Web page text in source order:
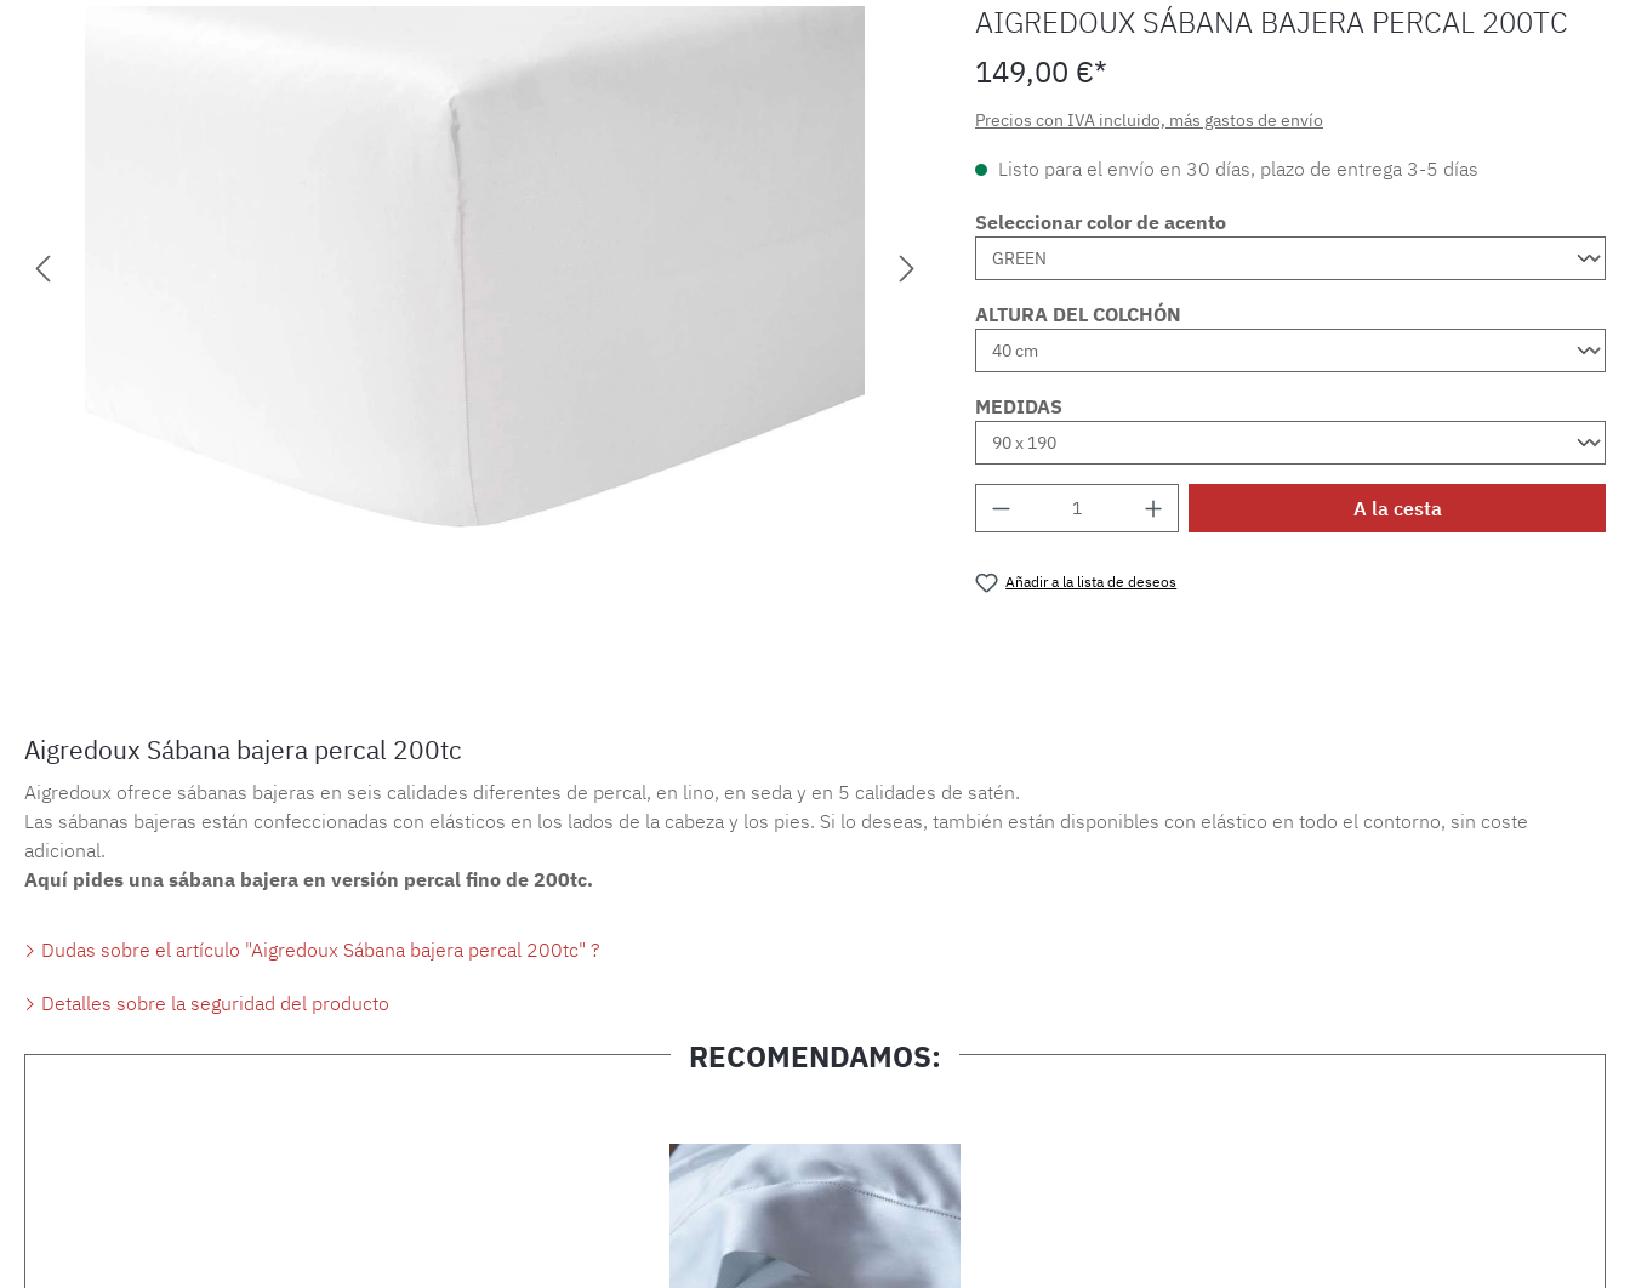
AIGREDOUX SÁBANA BAJERA PERCAL 200TC
149,00 €*
Precios con IVA incluido, más gastos de envío
Listo para el envío en 30 días, plazo de entrega 3-5 días
Seleccionar color de acento
ALTURA DEL COLCHÓN
MEDIDAS
Cantidad del producto: introduce la cantidad
A la cesta
Añadir a la lista de deseos
Aigredoux Sábana bajera percal 200tc
Aigredoux ofrece sábanas bajeras en seis calidades diferentes de percal, en lino, en seda y en 5 calidades de satén.
Las sábanas bajeras están confeccionadas con elásticos en los lados de la cabeza y los pies. Si lo deseas, también están disponibles con elástico en todo el contorno, sin coste
adicional.
Aquí pides una sábana bajera en versión percal fino de 200tc.
Dudas sobre el artículo "Aigredoux Sábana bajera percal 200tc" ?
Detalles sobre la seguridad del producto
RECOMENDAMOS: